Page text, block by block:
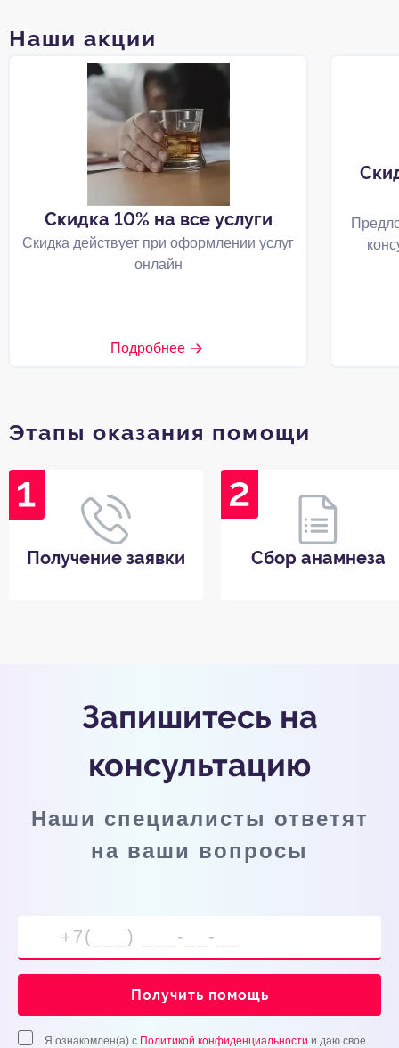
Наши акции
Скидка 10% на все услуги
Скидка действует при оформлении услуг
онлайн
Подробнее
Этапы оказания помощи
Получение заявки Сбор анамнеза
Запишитесь на
консультацию
Наши специалисты ответят
на ваши вопросы
Получить помощь
Я ознакомлен(а) с Политикой конфиденциальности и даю свое